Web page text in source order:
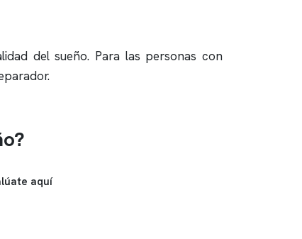
del sueño. Para las personas con
aquí